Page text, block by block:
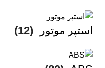
استپر موتور (12)